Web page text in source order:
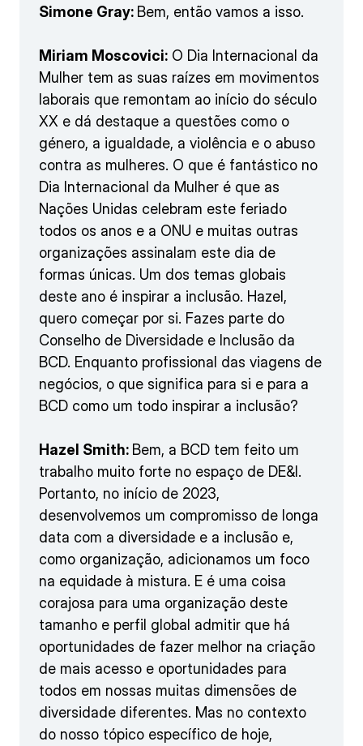
Simone Gray: Bem, então vamos a isso.
Miriam Moscovici: O Dia Internacional da
Mulher tem as suas raízes em movimentos
laborais que remontam ao início do século
XX e dá destaque a questões como o
género, a igualdade, a violência e o abuso
contra as mulheres. O que é fantástico no
Dia Internacional da Mulher é que as
Nações Unidas celebram este feriado
todos os anos e a ONU e muitas outras
organizações assinalam este dia de
formas únicas. Um dos temas globais
deste ano é inspirar a inclusão. Hazel,
quero começar por si. Fazes parte do
Conselho de Diversidade e Inclusão da
BCD. Enquanto profissional das viagens de
negócios, o que significa para si e para a
BCD como um todo inspirar a inclusão?
Hazel Smith: Bem, a BCD tem feito um
trabalho muito forte no espaço de DE&I.
Portanto, no início de 2023,
desenvolvemos um compromisso de longa
data com a diversidade e a inclusão e,
como organização, adicionamos um foco
na equidade à mistura. E é uma coisa
corajosa para uma organização deste
tamanho e perfil global admitir que há
oportunidades de fazer melhor na criação
de mais acesso e oportunidades para
todos em nossas muitas dimensões de
diversidade diferentes. Mas no contexto
do nosso tópico específico de hoje,